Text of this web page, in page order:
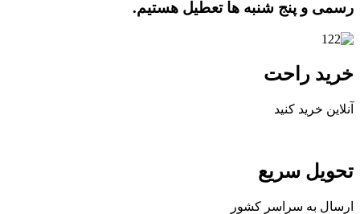
رسمی و پنج شنبه ها تعطیل هستیم.
خرید راحت
آنلاین خرید کنید
تحویل سریع
ارسال به سراسر کشور